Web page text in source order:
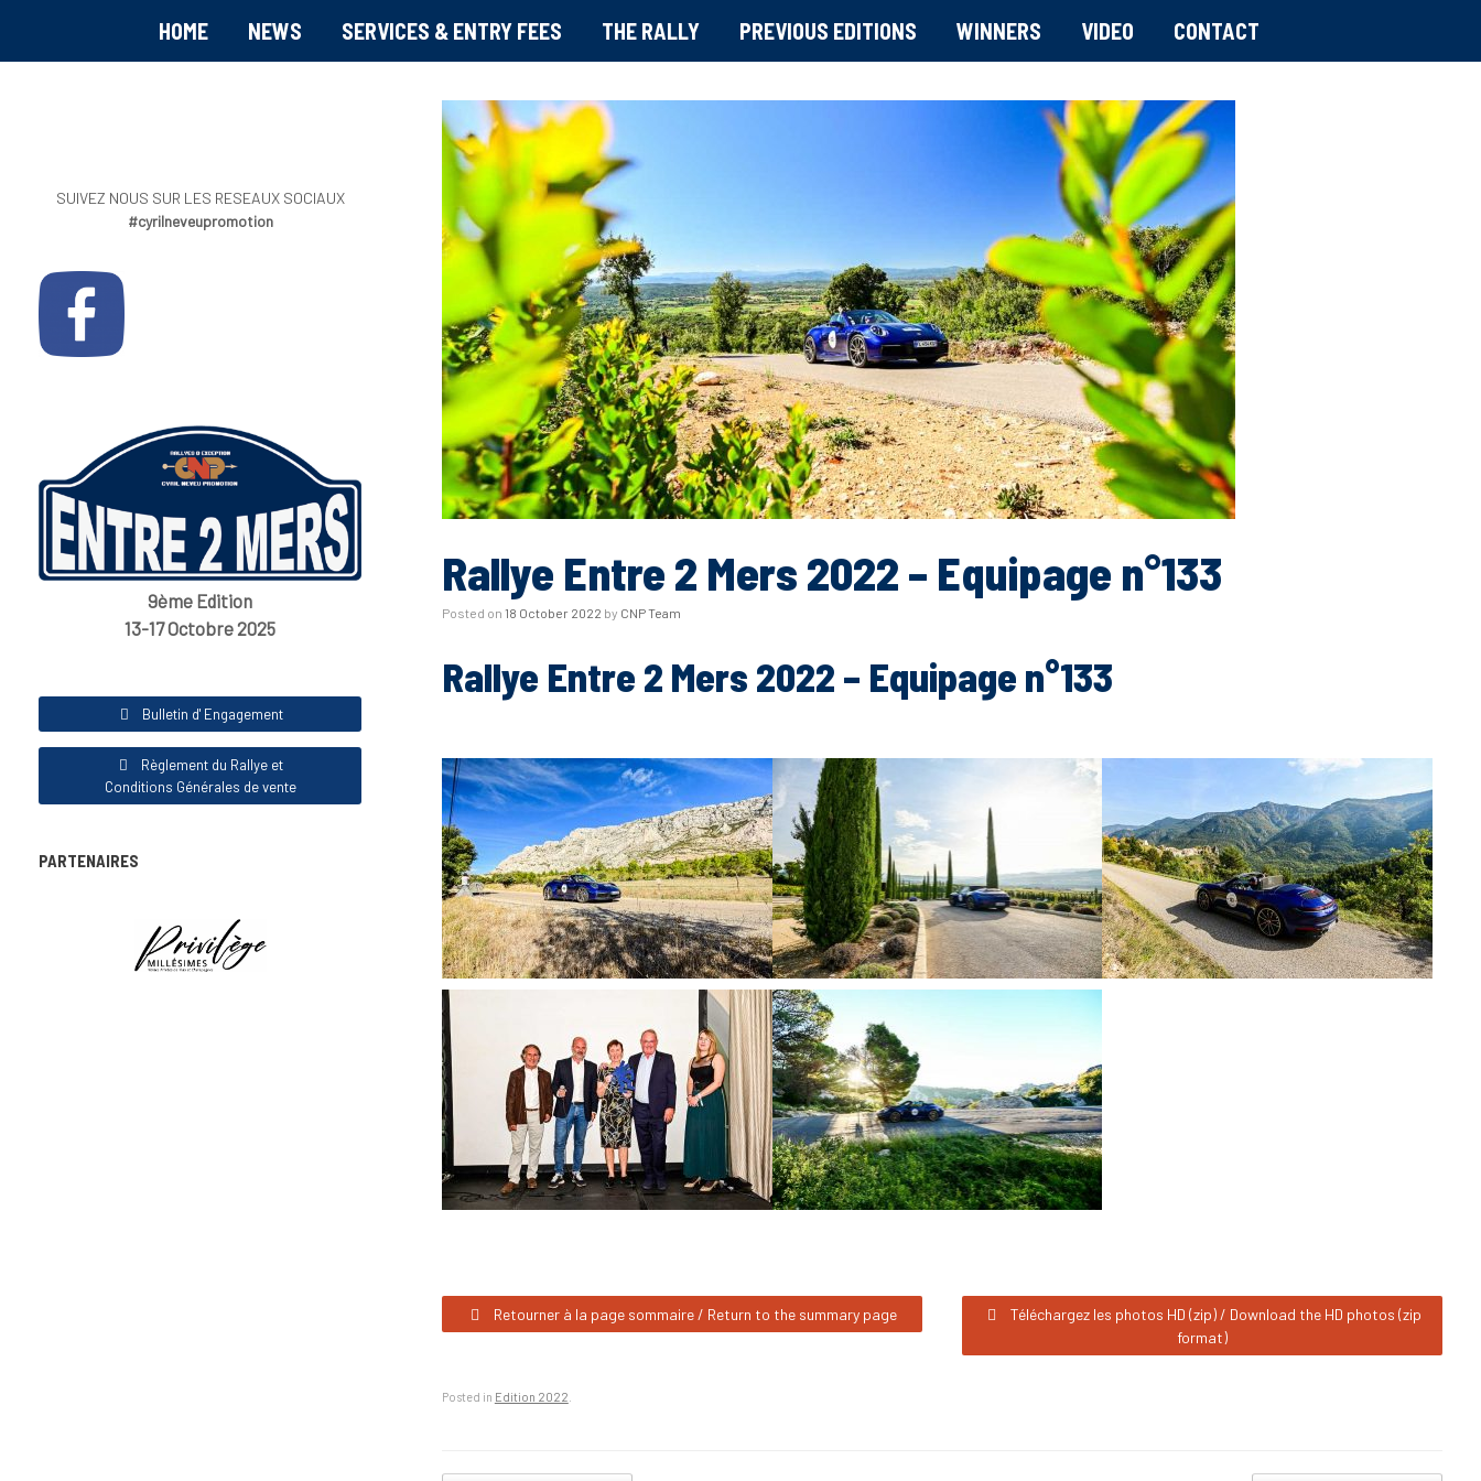
HOME NEWS SERVICES & ENTRY FEES THE RALLY PREVIOUS EDITIONS WINNERS VIDEO CONTACT
Rallye Entre 2 Mers 2022 – Equipage n°133
Posted on 18 October 2022 by CNP Team
Rallye Entre 2 Mers 2022 – Equipage n°133
Retourner à la page sommaire / Return to the summary page
Téléchargez les photos HD (zip) / Download the HD photos (zip
format)
Posted in Edition 2022
SUIVEZ NOUS SUR LES RESEAUX SOCIAUX
#cyrilneveupromotion
9ème Edition
13-17 Octobre 2025
Bulletin d' Engagement
Règlement du Rallye et
Conditions Générales de vente
PARTENAIRES